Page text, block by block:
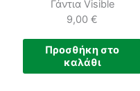
Γάντια Visible
9,00€
Προσθήκη στο
καλάθι